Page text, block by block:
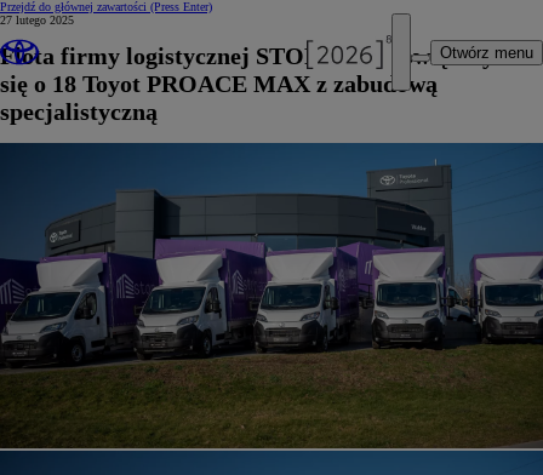
Przejdź do głównej zawartości (Press Enter)
Otwórz menu
27 lutego 2025
Flota firmy logistycznej STOR-AGE powiększyła
się o 18 Toyot PROACE MAX z zabudową
specjalistyczną